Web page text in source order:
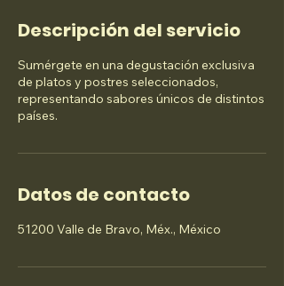
Descripción del servicio
Sumérgete en una degustación exclusiva
de platos y postres seleccionados,
representando sabores únicos de distintos
países.
Datos de contacto
51200 Valle de Bravo, Méx., México